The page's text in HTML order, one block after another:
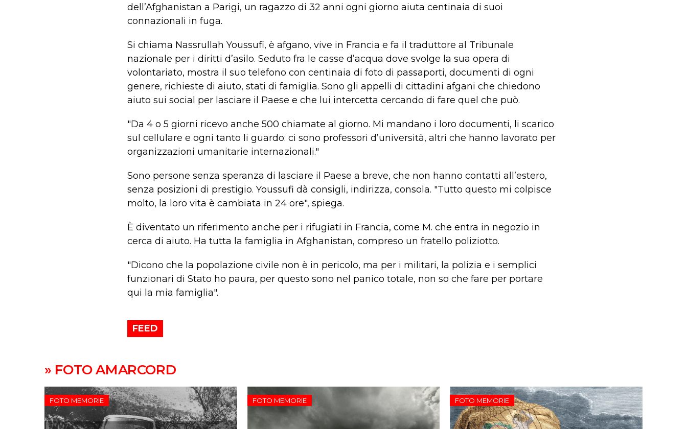
dell’Afghanistan a Parigi, un ragazzo di 32 anni ogni giorno aiuta centinaia di suoi
connazionali in fuga.
Si chiama Nassrullah Youssufi, è afgano, vive in Francia e fa il traduttore al Tribunale
nazionale per i diritti d’asilo. Seduto fra le casse d’acqua dove svolge la sua opera di
volontariato, mostra il suo telefono con centinaia di foto di passaporti, documenti di ogni
genere, richieste di aiuto, stati di famiglia. Sono gli appelli di cittadini afgani che chiedono
aiuto sui social per lasciare il Paese e che lui intercetta cercando di fare quel che può.
"Da 4 o 5 giorni ricevo anche 500 chiamate al giorno. Mi mandano i loro documenti, li scarico
sul cellulare e ogni tanto li guardo: ci sono professori d’università, altri che hanno lavorato per
organizzazioni umanitarie internazionali."
Sono persone senza speranza di lasciare il Paese a breve, che non hanno contatti all’estero,
senza posizioni di prestigio. Youssufi dà consigli, indirizza, consola. "Tutto questo mi colpisce
molto, la loro vita è cambiata in 24 ore", spiega.
È diventato un riferimento anche per i rifugiati in Francia, come M. che entra in negozio in
cerca di aiuto. Ha tutta la famiglia in Afghanistan, compreso un fratello poliziotto.
"Dicono che la popolazione civile non è in pericolo, ma per i militari, la polizia e i semplici
funzionari di Stato ho paura, per questo sono nel panico totale, non so che fare per portare
qui la mia famiglia".
FEED
» FOTO AMARCORD
FOTO MEMORIE FOTO MEMORIE FOTO MEMORIE